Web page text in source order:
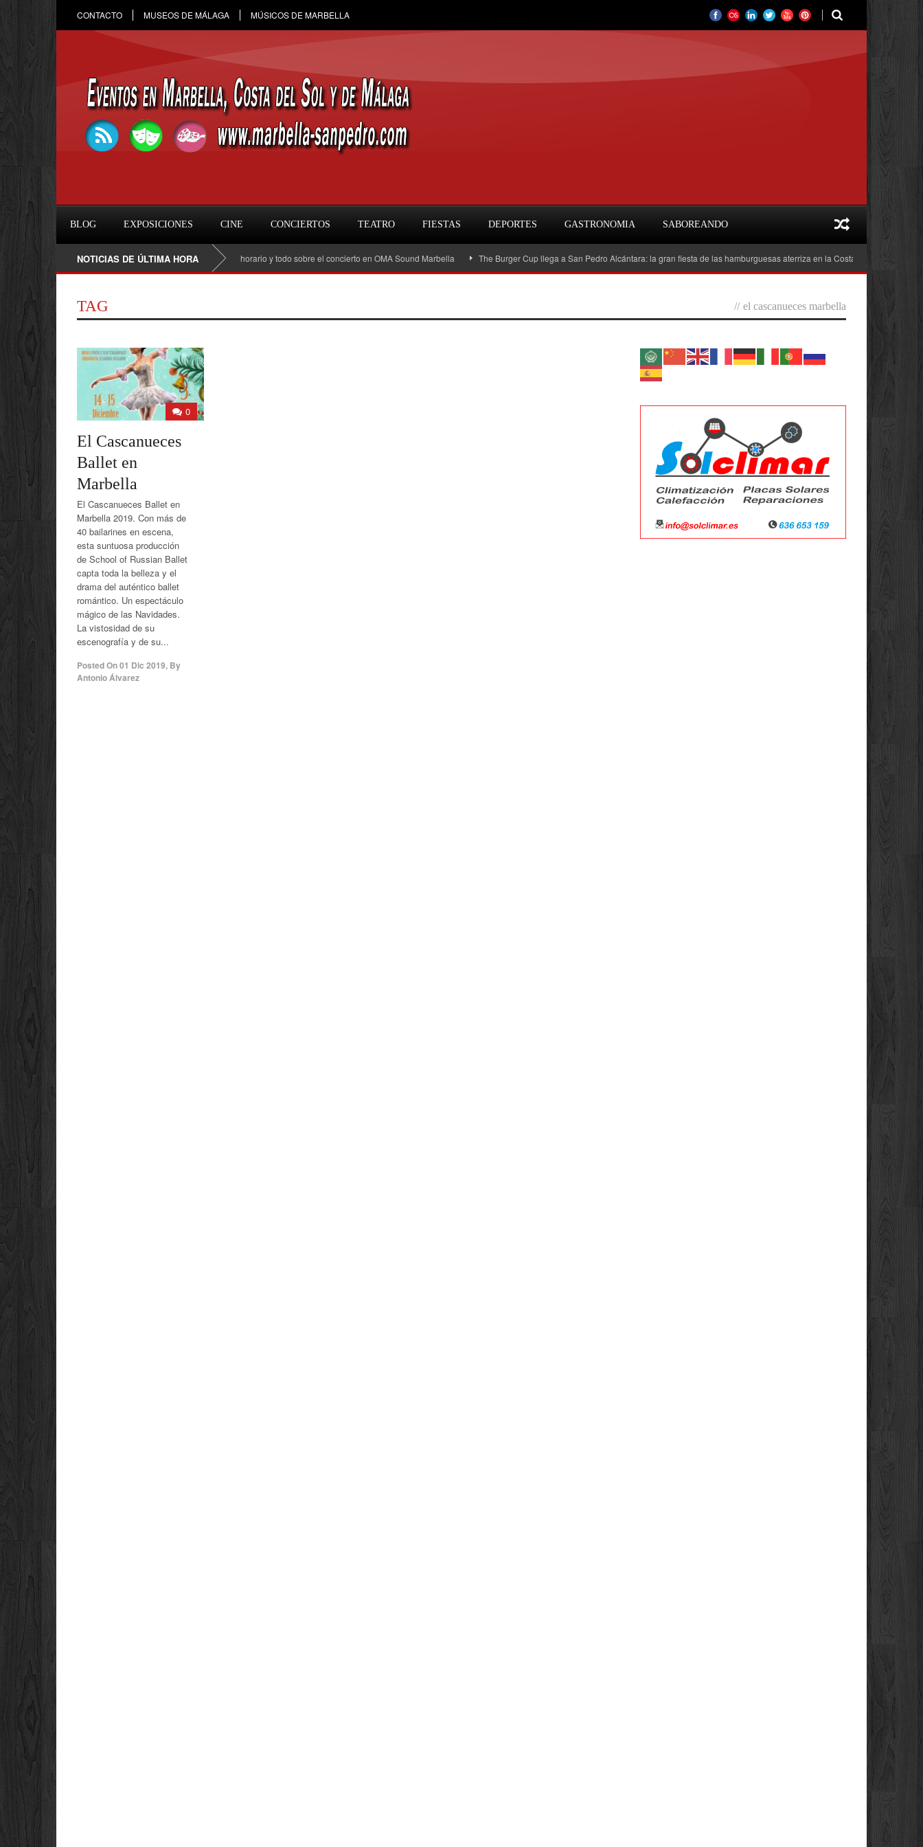
CONTACTO MUSEOS DE MÁLAGA MÚSICOS DE MARBELLA
BLOG EXPOSICIONES CINE CONCIERTOS TEATRO FIESTAS DEPORTES GASTRONOMIA SABOREANDO
NOTICIAS DE ÚLTIMA HORA
Raule en Marbella 2026: fecha, entradas, horario y todo sobre el concierto en OMA Sound Marbella The Burger Cup llega a San Pedro Alcántara: la gran fiesta de las hamburguesas aterriza en la Costa del Sol
TAG // el cascanueces marbella
0
El Cascanueces
Ballet en
Marbella
El Cascanueces Ballet en
Marbella 2019. Con más de
40 bailarines en escena,
esta suntuosa producción
de School of Russian Ballet
capta toda la belleza y el
drama del auténtico ballet
romántico. Un espectáculo
mágico de las Navidades.
La vistosidad de su
escenografía y de su...
Posted On01 Dic 2019, By
Antonio Álvarez